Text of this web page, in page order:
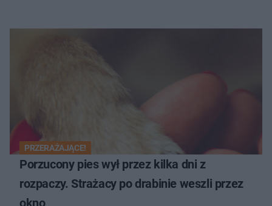
PRZERAŻAJĄCE!
Porzucony pies wył przez kilka dni z
rozpaczy. Strażacy po drabinie weszli przez
okno